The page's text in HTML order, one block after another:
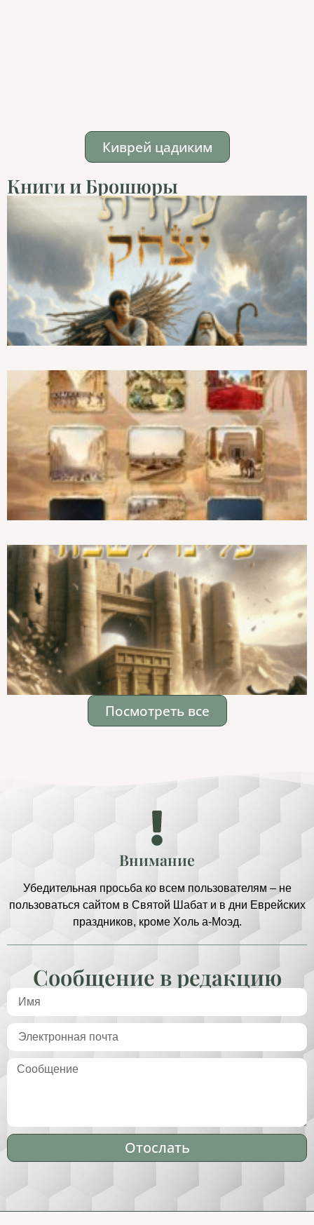
Киврей цадиким
Книги и Брошюры
Посмотреть все
Внимание
Убедительная просьба ко всем пользователям – не
пользоваться сайтом в Святой Шабат и в дни Еврейских
праздников, кроме Холь а-Моэд.
Сообщение в редакцию
Отослать